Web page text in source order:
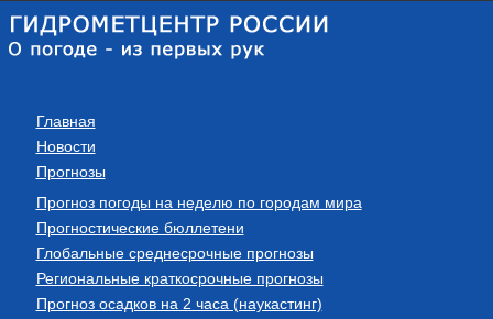
Главная
Новости
Прогнозы
Прогноз погоды на неделю по городам мира
Прогностические бюллетени
Глобальные среднесрочные прогнозы
Региональные краткосрочные прогнозы
Прогноз осадков на 2 часа (наукастинг)